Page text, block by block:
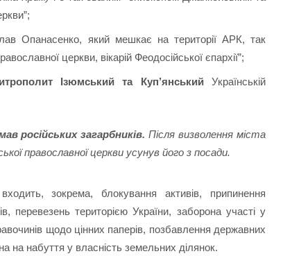
Опанасенко, який мешкає на території АРК, так
церкви, вікарій Феодосійської єпархії”;
Ізюмський та Куп’янськийУкраїнській
російських загарбників. Після визволення міста
православної церкви усунув його з посади.
зокрема, блокування активів, припинення
перевезень територією України, заборона участі у
щодо цінних паперів, позбавлення державних
на набуття у власність земельних ділянок.